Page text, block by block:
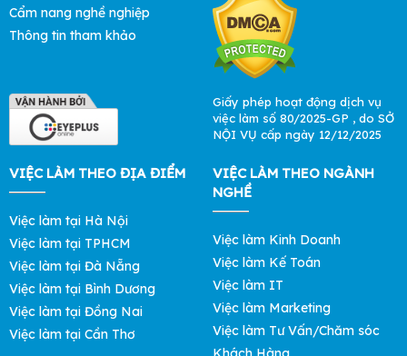
Cẩm nang nghề nghiệp
Thông tin tham khảo
Giấy phép hoạt động dịch vụ
việc làm số 80/2025-GP , do SỞ
NỘI VỤ cấp ngày 12/12/2025
VIỆC LÀM THEO ĐỊA ĐIỂM
Việc làm tại Hà Nội
Việc làm tại TPHCM
Việc làm tại Đà Nẵng
Việc làm tại Bình Dương
Việc làm tại Đồng Nai
Việc làm tại Cần Thơ
VIỆC LÀM THEO NGÀNH
NGHỀ
Việc làm Kinh Doanh
Việc làm Kế Toán
Việc làm IT
Việc làm Marketing
Việc làm Tư Vấn/Chăm sóc